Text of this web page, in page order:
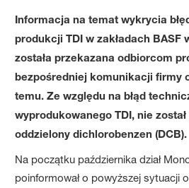
Informacja na temat wykrycia
produkcji TDI w zakładach BASF
została przekazana odbiorcom
bezpośredniej komunikacji firmy
temu. Ze względu na błąd
wyprodukowanego TDI, nie
oddzielony dichlorobenzen (DCB).
Na początku października dział
poinformował o powyższej sytuacji